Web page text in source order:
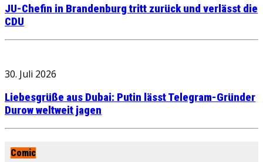
JU-Chefin in Brandenburg tritt zurück und verlässt die
CDU
30. Juli 2026
Liebesgrüße aus Dubai: Putin lässt Telegram-Gründer
Durow weltweit jagen
Comic